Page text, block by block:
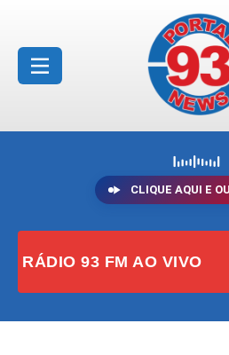
CLIQUE AQUI E
RÁDIO 93 FM AO VIVO